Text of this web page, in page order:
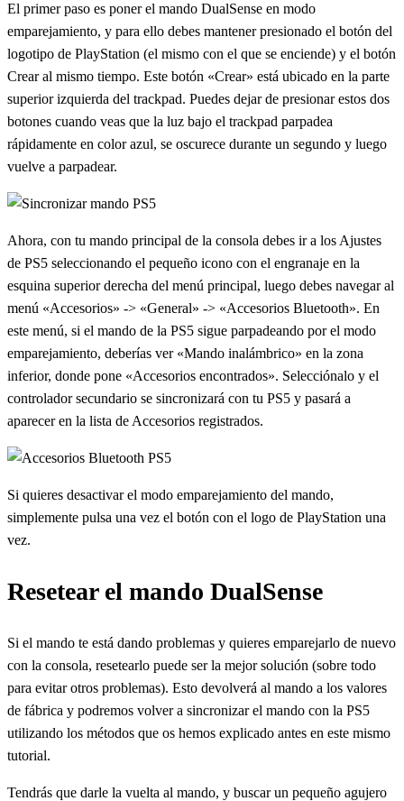
El primer paso es poner el mando DualSense en modo
emparejamiento, y para ello debes mantener presionado el botón del
logotipo de PlayStation (el mismo con el que se enciende) y el botón
Crear al mismo tiempo. Este botón «Crear» está ubicado en la parte
superior izquierda del trackpad. Puedes dejar de presionar estos dos
botones cuando veas que la luz bajo el trackpad parpadea
rápidamente en color azul, se oscurece durante un segundo y luego
vuelve a parpadear.
Ahora, con tu mando principal de la consola debes ir a los Ajustes
de PS5 seleccionando el pequeño icono con el engranaje en la
esquina superior derecha del menú principal, luego debes navegar al
menú «Accesorios» -> «General» -> «Accesorios Bluetooth». En
este menú, si el mando de la PS5 sigue parpadeando por el modo
emparejamiento, deberías ver «Mando inalámbrico» en la zona
inferior, donde pone «Accesorios encontrados». Selecciónalo y el
controlador secundario se sincronizará con tu PS5 y pasará a
aparecer en la lista de Accesorios registrados.
Si quieres desactivar el modo emparejamiento del mando,
simplemente pulsa una vez el botón con el logo de PlayStation una
vez.
Resetear el mando DualSense
Si el mando te está dando problemas y quieres emparejarlo de nuevo
con la consola, resetearlo puede ser la mejor solución (sobre todo
para evitar otros problemas). Esto devolverá al mando a los valores
de fábrica y podremos volver a sincronizar el mando con la PS5
utilizando los métodos que os hemos explicado antes en este mismo
tutorial.
Tendrás que darle la vuelta al mando, y buscar un pequeño agujero